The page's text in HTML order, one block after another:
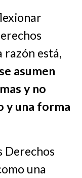
razón está,
asumen
y no
y una forma
Derechos
una